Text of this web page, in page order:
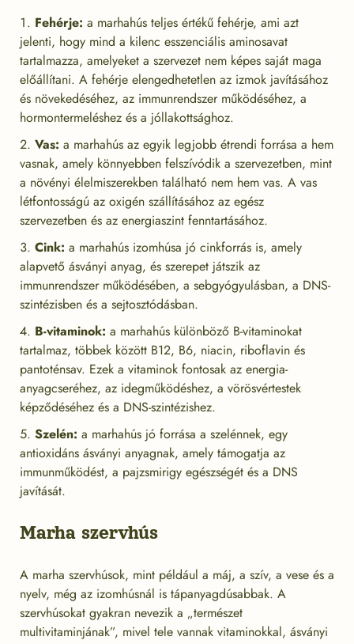
Fehérje: a marhahús teljes értékű fehérje, ami azt
jelenti, hogy mind a kilenc esszenciális aminosavat
tartalmazza, amelyeket a szervezet nem képes saját maga
előállítani. A fehérje elengedhetetlen az izmok javításához
és növekedéséhez, az immunrendszer működéséhez, a
hormontermeléshez és a jóllakottsághoz.
Vas: a marhahús az egyik legjobb étrendi forrása a hem
vasnak, amely könnyebben felszívódik a szervezetben, mint
a növényi élelmiszerekben található nem hem vas. A vas
létfontosságú az oxigén szállításához az egész
szervezetben és az energiaszint fenntartásához.
Cink: a marhahús izomhúsa jó cinkforrás is, amely
alapvető ásványi anyag, és szerepet játszik az
immunrendszer működésében, a sebgyógyulásban, a DNS-
szintézisben és a sejtosztódásban.
B-vitaminok: a marhahús különböző B-vitaminokat
tartalmaz, többek között B12, B6, niacin, riboflavin és
pantoténsav. Ezek a vitaminok fontosak az energia-
anyagcseréhez, az idegműködéshez, a vörösvértestek
képződéséhez és a DNS-szintézishez.
Szelén: a marhahús jó forrása a szelénnek, egy
antioxidáns ásványi anyagnak, amely támogatja az
immunműködést, a pajzsmirigy egészségét és a DNS
javítását.
Marha szervhús
A marha szervhúsok, mint például a máj, a szív, a vese és a
nyelv, még az izomhúsnál is tápanyagdúsabbak. A
szervhúsokat gyakran nevezik a „természet
multivitaminjának”, mivel tele vannak vitaminokkal, ásványi